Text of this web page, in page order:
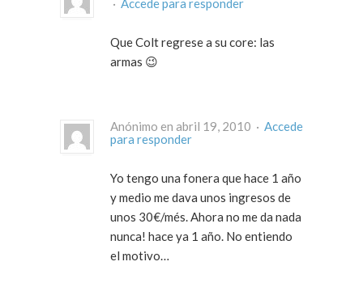
· Accede para responder
Que Colt regrese a su core: las
armas 😉
Anónimo en abril 19, 2010 · Accede
para responder
Yo tengo una fonera que hace 1 año
y medio me dava unos ingresos de
unos 30€/més. Ahora no me da nada
nunca! hace ya 1 año. No entiendo
el motivo…